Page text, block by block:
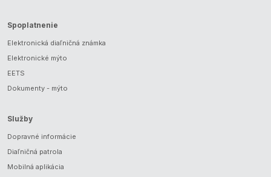
Spoplatnenie
Elektronická diaľničná známka
Elektronické mýto
EETS
Dokumenty - mýto
Služby
Dopravné informácie
Diaľničná patrola
Mobilná aplikácia